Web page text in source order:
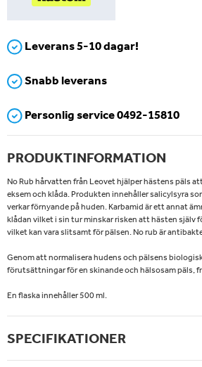
Leverans 5-10 dagar!
Snabb leverans
Personlig service 0492-15810
PRODUKTINFORMATION
No Rub hårvatten från Leovet hjälper hästens päls
eksem och klåda. Produkten innehåller salicylsyra
verkar förnyande på huden. Karbamid är ett annat
klådan vilket i sin tur minskar risken att hästen själv
vilket kan vara slitsamt för pälsen. No rub är
Genom att normalisera hudens och pälsens
förutsättningar för en skinande och hälsosam päls,
En flaska innehåller 500 ml.
SPECIFIKATIONER